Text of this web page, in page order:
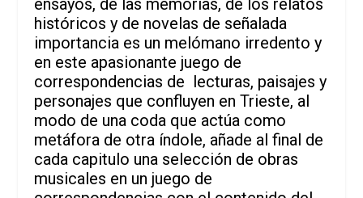
ensayos, de las memorias, de los relatos
históricos y de novelas de señalada
importancia es un melómano irredento y
en este apasionante juego de
correspondencias de lecturas, paisajes y
personajes que confluyen en Trieste, al
modo de una coda que actúa como
metáfora de otra índole, añade al final de
cada capitulo una selección de obras
musicales en un juego de